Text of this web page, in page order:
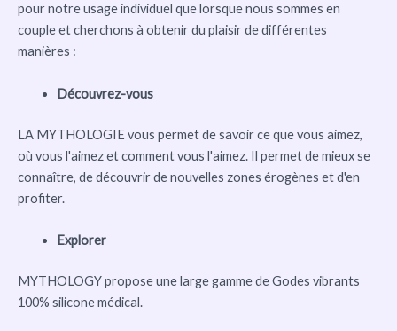
pour notre usage individuel que lorsque nous sommes en
couple et cherchons à obtenir du plaisir de différentes
manières :
Découvrez-vous
LA MYTHOLOGIE vous permet de savoir ce que vous aimez,
où vous l'aimez et comment vous l'aimez. Il permet de mieux se
connaître, de découvrir de nouvelles zones érogènes et d'en
profiter.
Explorer
MYTHOLOGY propose une large gamme de Godes vibrants
100% silicone médical.